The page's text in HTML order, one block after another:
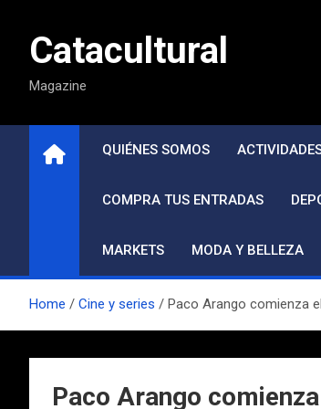
contenidoCatacultural
Magazine
QUIÉNES SOMOS
COMPRA TUS ENTRADAS
MARKETS MODA Y BELLEZA
Home Cine y series Paco Arango comienza
Paco Arango